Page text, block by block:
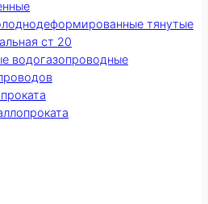
тянутые
ст 20
водогазопроводные